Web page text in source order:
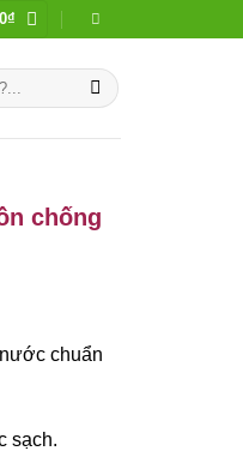
0₫
chống
chuẩn
sạch.